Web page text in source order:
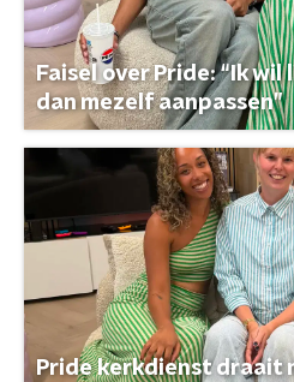
Faisel over Pride: “Ik
dan mezelf aanpassen”
Pride kerkdienst draait